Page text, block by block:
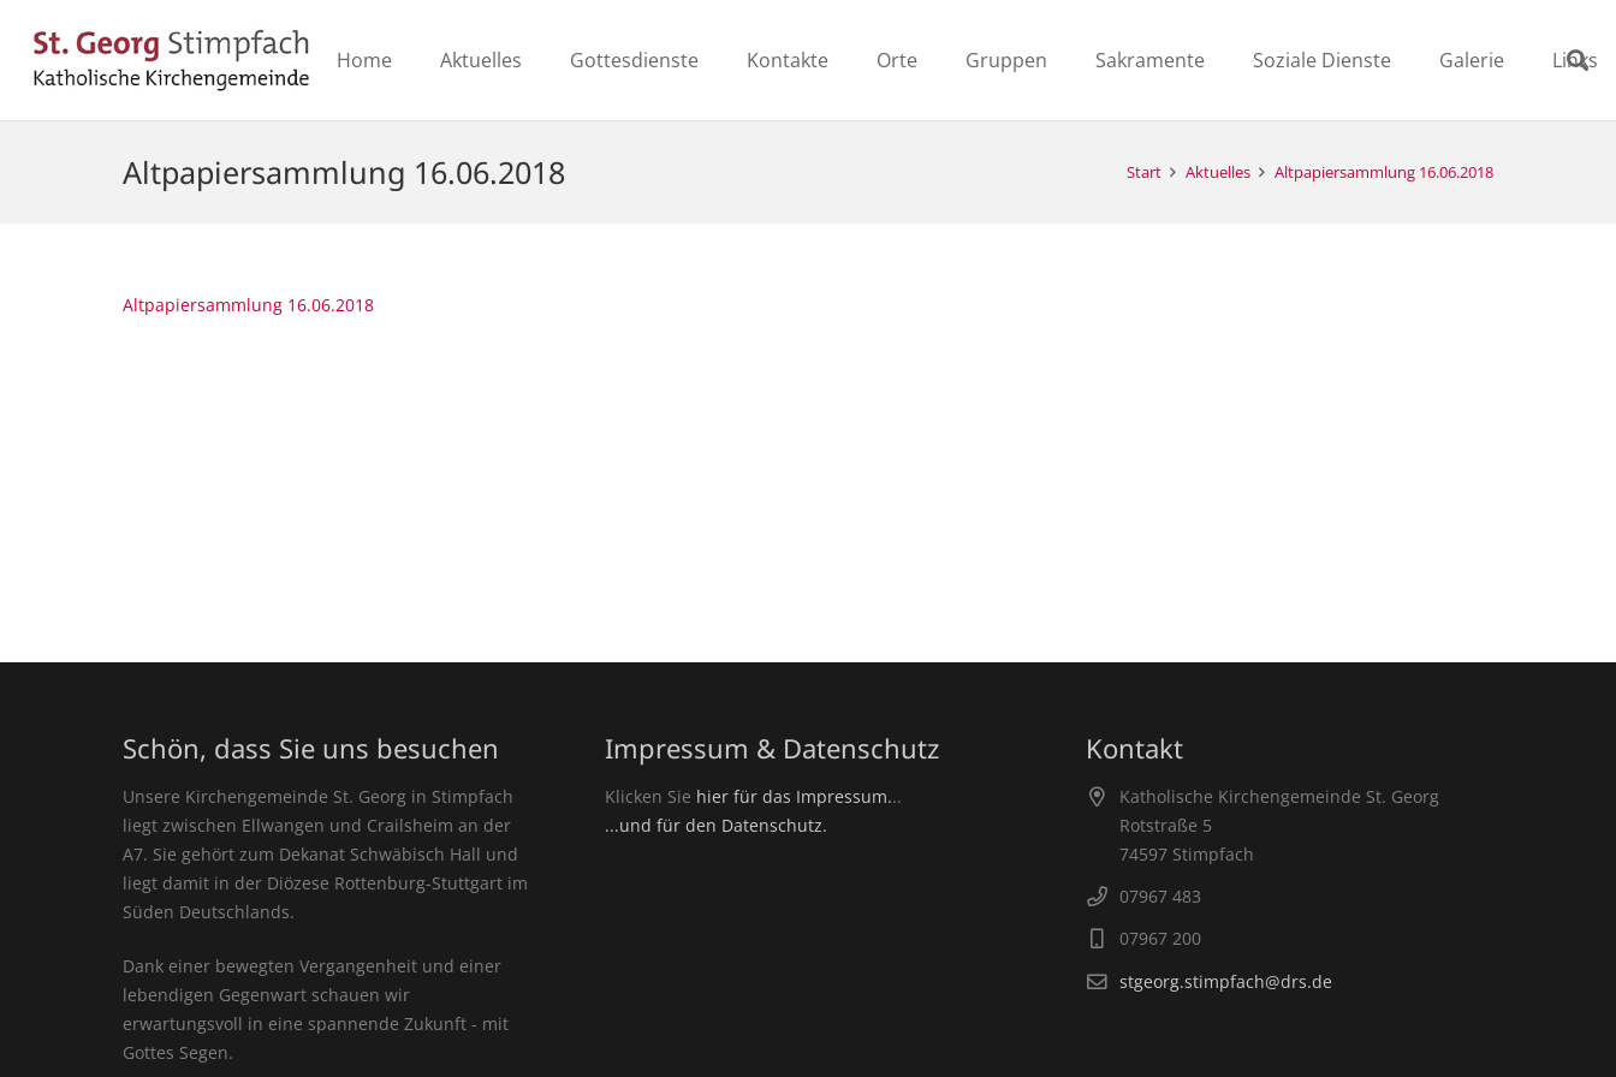
Home Aktuelles Gottesdienste Kontakte Orte Gruppen Sakramente Soziale Dienste Galerie Links
Altpapiersammlung 16.06.2018 Start Aktuelles Altpapiersammlung 16.06.2018
Altpapiersammlung 16.06.2018
Schön, dass Sie uns besuchen
Unsere Kirchengemeinde St. Georg in Stimpfach
liegt zwischen Ellwangen und Crailsheim an der
A7. Sie gehört zum Dekanat Schwäbisch Hall und
liegt damit in der Diözese Rottenburg-Stuttgart im
Süden Deutschlands.
Dank einer bewegten Vergangenheit und einer
lebendigen Gegenwart schauen wir
erwartungsvoll in eine spannende Zukunft - mit
Gottes Segen.
Impressum & Datenschutz
Klicken Sie hier für das Impressum...
...und für den Datenschutz.
Kontakt
Katholische Kirchengemeinde St. Georg
Rotstraße 5
74597 Stimpfach
07967 483
07967 200
stgeorg.stimpfach@drs.de